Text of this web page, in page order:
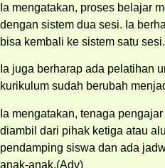
Ia mengatakan, proses belajar
dengan sistem dua sesi. Ia
bisa kembali ke sistem satu sesi.
Ia juga berharap ada pelatihan
kurikulum sudah berubah
Ia mengatakan, tenaga
diambil dari pihak ketiga atau
pendamping siswa dan ada
anak-anak.(Adv)